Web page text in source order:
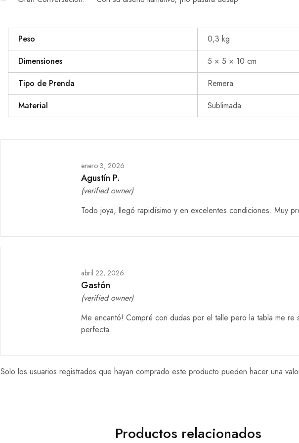
Peso
0,3 kg
Dimensiones
5 × 5 × 10 cm
Tipo de Prenda
Remera
Material
Sublimada
enero 3, 2026
Agustín P.
(verified owner)
Todo joya, llegó rapidísimo y en excelentes condiciones. Muy
abril 22, 2026
Gastón
(verified owner)
Me encantó! Compré con dudas por el talle pero la tabla me re
perfecta.
Solo los usuarios registrados que hayan comprado este producto pueden hacer una
Productos relacionados